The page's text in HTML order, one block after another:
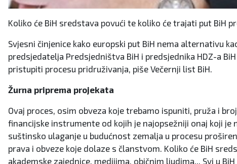
Koliko će BiH sredstava povući te koliko će trajati put BiH
Svjesni činjenice kako europski put BiH nema alternativu
predsjedatelja Predsjedništva BiH i predsjednika HDZ-a
pristupiti procesu pridruživanja, piše Večernji list BiH.
Žurna priprema projekata
Ovaj proces, osim obveza koje trebamo ispuniti, pruža i
financijske instrumente od kojih je najopsežniji onaj koji
suštinsko ulaganje u budućnost zemalja u procesu
prava i obveze koje dolaze s članstvom. Koliko će BiH
akademske zajednice, medijima, običnim ljudima... Svi u